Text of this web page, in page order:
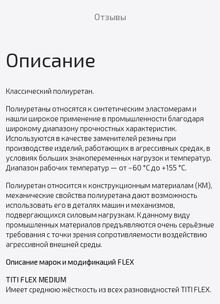
Отзывы
Описание
Классический полиуретан.
Полиуретаны относятся к синтетическим эластомерам и
нашли широкое применение в промышленности благодаря
широкому диапазону прочностных характеристик.
Используются в качестве заменителей резины при
производстве изделий, работающих в агрессивных средах, в
условиях больших знакопеременных нагрузок и температур.
Диапазон рабочих температур — от −60 °С до +155 °С.
Полиуретан относится к конструкционным материалам (КМ),
механические свойства полиуретана дают возможность
использовать его в деталях машин и механизмов,
подвергающихся силовым нагрузкам. К данному виду
промышленных материалов предъявляются очень серьёзные
требования с точки зрения сопротивляемости воздействию
агрессивной внешней среды.
Описание марок и модификаций FLEX
TITI FLEX MEDIUM
Имеет среднюю жёсткость из всех разновидностей TITI FLEX.